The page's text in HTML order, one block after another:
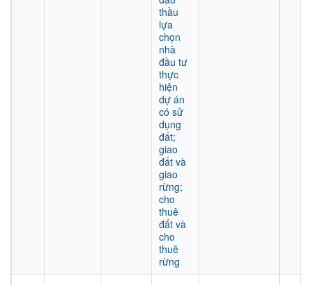
thầu
lựa
chọn
nhà
đầu tư
thực
hiện
dự án
có sử
dụng
đất;
giao
đất và
giao
rừng;
cho
thuê
đất và
cho
thuê
rừng